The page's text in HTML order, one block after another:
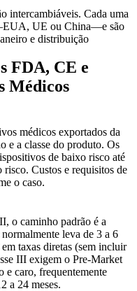
intercambiáveis. Cada uma
UE ou China—e são
e distribuição
FDA, CE e
Médicos
médicos exportados da
e a classe do produto. Os
de baixo risco até
risco. Custos e requisitos de
o caso.
o caminho padrão é a
leva de 3 a 6
taxas diretas (sem incluir
III exigem o Pre-Market
caro, frequentemente
a 24 meses.